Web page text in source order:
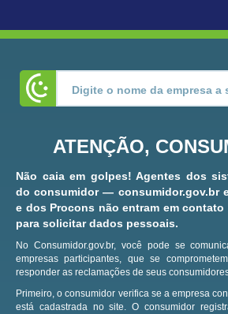
ATENÇÃO,
Não caia em golpes! Agentes dos
do consumidor — consumidor.gov.br
e dos Procons não entram em
para solicitar dados pessoais.
No Consumidor.gov.br, você pode se
empresas participantes, que se
responder as reclamações de seus
Primeiro, o consumidor verifica se a empresa
está cadastrada no site.O consumidor